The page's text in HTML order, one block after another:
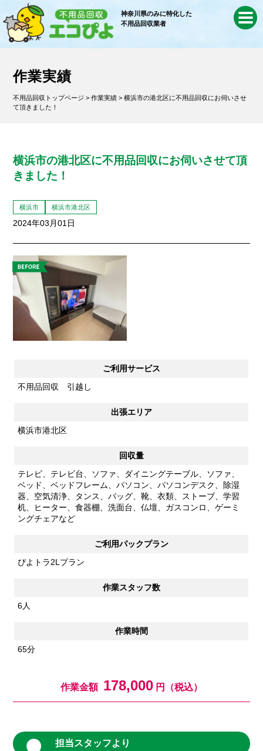
神奈川県のみに特化した
不用品回収業者
作業実績
不用品回収トップページ >作業実績 > 横浜市の港北区に不用品回収にお伺いさせ
て頂きました！
横浜市の港北区に不用品回収にお伺いさせて頂
きました！
横浜市 横浜市港北区
2024年03月01日
ご利用サービス
不用品回収 引越し
出張エリア
横浜市港北区
回収量
テレビ、テレビ台、ソファ、ダイニングテーブル、ソファ、
ベッド、ベッドフレーム、パソコン、パソコンデスク、除湿
器、空気清浄、タンス、バッグ、靴、衣類、ストーブ、学習
机、ヒーター、食器棚、洗面台、仏壇、ガスコンロ、ゲーミ
ングチェアなど
ご利用パックプラン
ぴよトラ2Lプラン
作業スタッフ数
6人
作業時間
65分
作業金額 178,000 円（税込）
担当スタッフより